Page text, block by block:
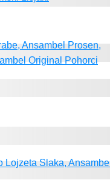
Ansambel Prosen,
Original Pohorci
Lojzeta Slaka, Ansambel